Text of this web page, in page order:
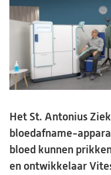
Het St. Antonius
bloedafname-
bloed kunnen
en ontwikkelaar